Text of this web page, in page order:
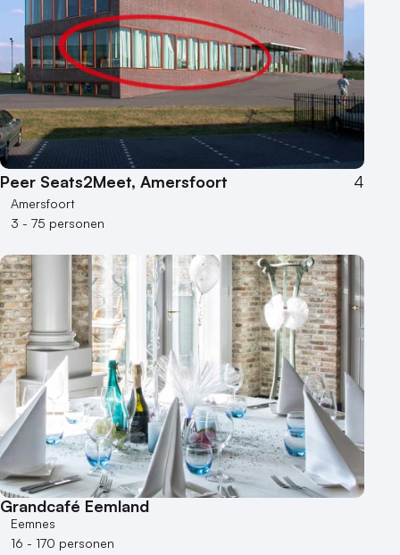
Peer Seats2Meet, Amersfoort 4
Amersfoort
3 - 75 personen
Grandcafé Eemland
Eemnes
16 - 170 personen